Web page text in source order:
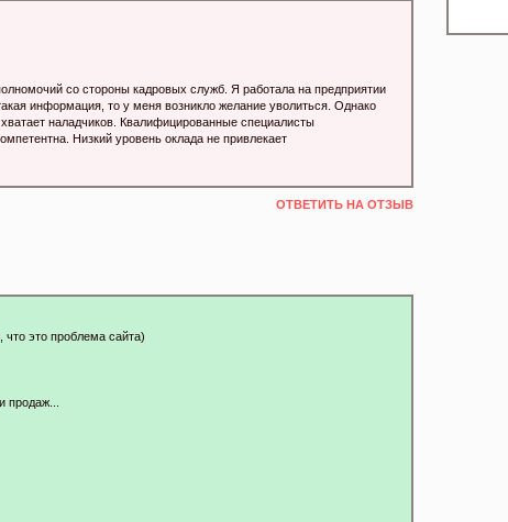
со стороны кадровых служб. Я работала на предприятии
информация, то у меня возникло желание уволиться. Однако
наладчиков. Квалифицированные специалисты
Низкий уровень оклада не привлекает
ОТВЕТИТЬ НА ОТЗЫВ
это проблема сайта)